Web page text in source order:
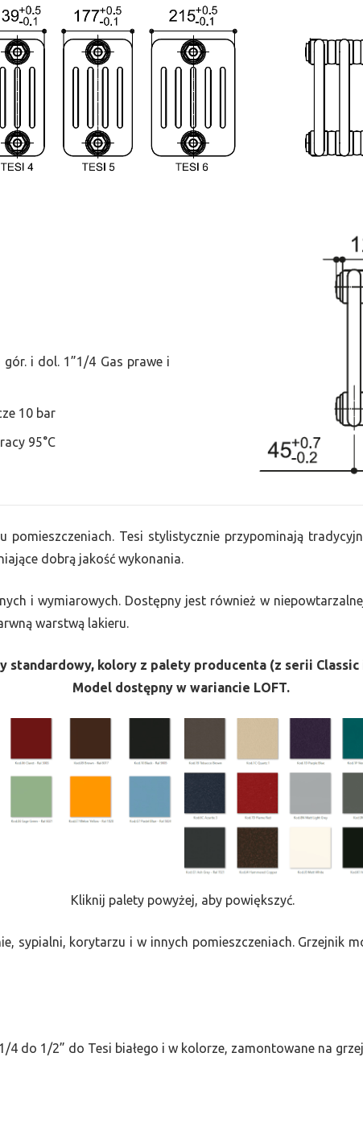
i dol. 1”1/4 Gas prawe i
10 bar
95°C
pomieszczeniach. Tesi stylistycznie przypominają
dobrą jakość wykonania.
i wymiarowych. Dostępny jest również w
warstwą lakieru.
standardowy, kolory z palety producenta (z serii
Model dostępny w wariancie LOFT.
Kliknij palety powyżej, aby powiększyć.
sypialni, korytarzu i w innych pomieszczeniach. Grzejnik
4 do 1/2” do Tesi białego i w kolorze, zamontowane na